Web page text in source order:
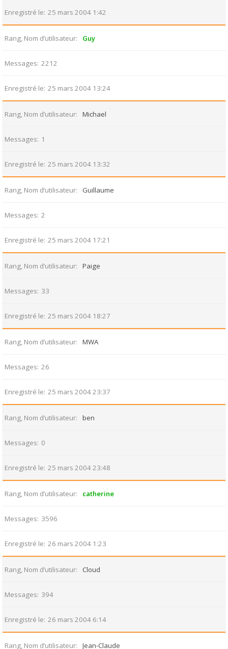
Enregistré le 25 mars 2004 1:42
Rang, Nom d’utilisateur Guy
Messages 2212
Enregistré le 25 mars 2004 13:24
Rang, Nom d’utilisateur Michael
Messages 1
Enregistré le 25 mars 2004 13:32
Rang, Nom d’utilisateur Guillaume
Messages 2
Enregistré le 25 mars 2004 17:21
Rang, Nom d’utilisateur Paige
Messages 33
Enregistré le 25 mars 2004 18:27
Rang, Nom d’utilisateur MWA
Messages 26
Enregistré le 25 mars 2004 23:37
Rang, Nom d’utilisateur ben
Messages 0
Enregistré le 25 mars 2004 23:48
Rang, Nom d’utilisateur catherine
Messages 3596
Enregistré le 26 mars 2004 1:23
Rang, Nom d’utilisateur Cloud
Messages 394
Enregistré le 26 mars 2004 6:14
Rang, Nom d’utilisateur Jean-Claude